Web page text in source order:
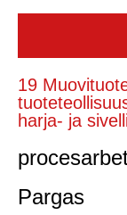
19
harja- ja
Pargas